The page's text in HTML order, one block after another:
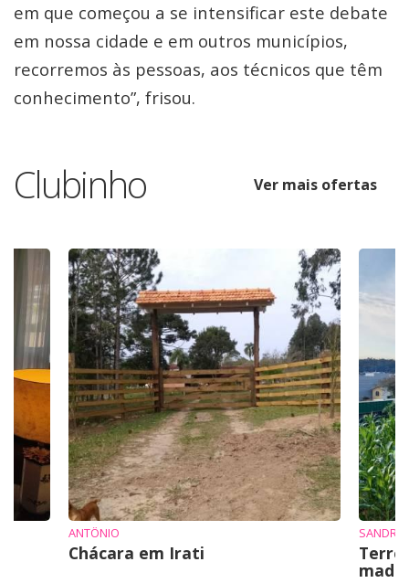
em que começou a se intensificar este debate
em nossa cidade e em outros municípios,
recorremos às pessoas, aos técnicos que têm
conhecimento”, frisou.
Clubinho Ver mais ofertas
ANTÔNIO
Chácara em Irati
mad